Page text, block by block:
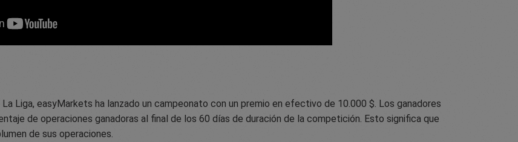
Liga, easyMarkets ha lanzado un campeonato con un premio en efectivo de 10.000 $. Los ganadores
de operaciones ganadoras al final de los 60 días de duración de la competición. Esto significa que
de sus operaciones.